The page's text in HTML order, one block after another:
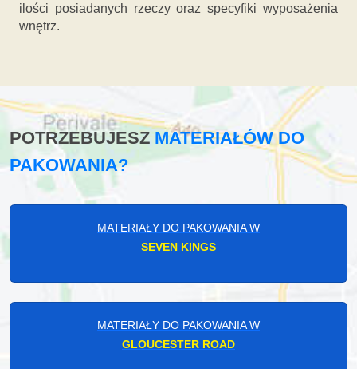
ilości posiadanych rzeczy oraz specyfiki wyposażenia
wnętrz.
POTRZEBUJESZMATERIAŁÓW DO
PAKOWANIA?
MATERIAŁY DO PAKOWANIA W
SEVEN KINGS
MATERIAŁY DO PAKOWANIA W
GLOUCESTER ROAD